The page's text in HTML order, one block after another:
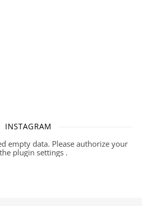
INSTAGRAM
empty data. Please authorize your
plugin settings .